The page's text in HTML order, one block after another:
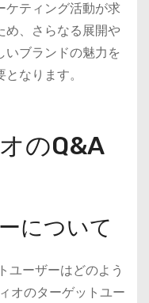
ケティング活動が求
め、さらなる展開や
ブランドの魅力を
なります。
のQ&A
について
ユーザーはどのよう
オのターゲットユー